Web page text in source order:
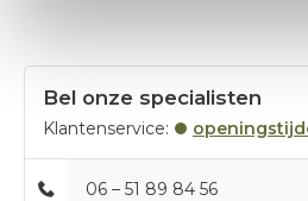
Bel onze specialisten
Klantenservice:
06 – 51 89 84 56